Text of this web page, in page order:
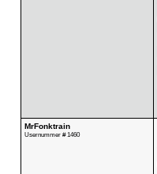
MrFonktrain
Usernummer # 1460